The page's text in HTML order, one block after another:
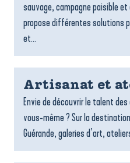
sauvage, campagne paisible et
propose différentes solutions
et...
Artisanat et
Envie de découvrir le talent des
vous-même ? Sur la
Guérande, galeries d’art,